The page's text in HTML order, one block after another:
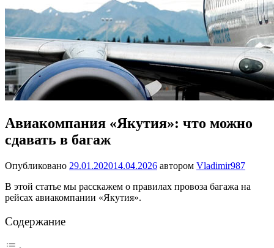
Авиакомпания «Якутия»: что можно
сдавать в багаж
Опубликовано 29.01.202014.04.2026 автором Vladimir987
В этой статье мы расскажем о правилах провоза багажа на
рейсах авиакомпании «Якутия».
Содержание